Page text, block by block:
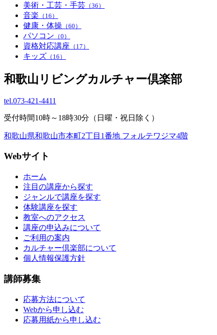
美術・工芸・手芸 （36）
音楽 （16）
健康・体操 （60）
パソコン （0）
資格対応講座 （17）
キッズ （16）
和歌山リビングカルチャー倶楽部
tel.073-421-4411
受付時間10時～18時30分（日曜・祝日除く）
和歌山県和歌山市本町2丁目1番地 フォルテワジマ4階
Webサイト
ホーム
注目の講座から探す
ジャンルで講座を探す
体験講座を探す
教室へのアクセス
講座の申込みについて
ご利用の案内
カルチャー倶楽部について
個人情報保護方針
講師募集
応募方法について
Webから申し込む
応募用紙から申し込む